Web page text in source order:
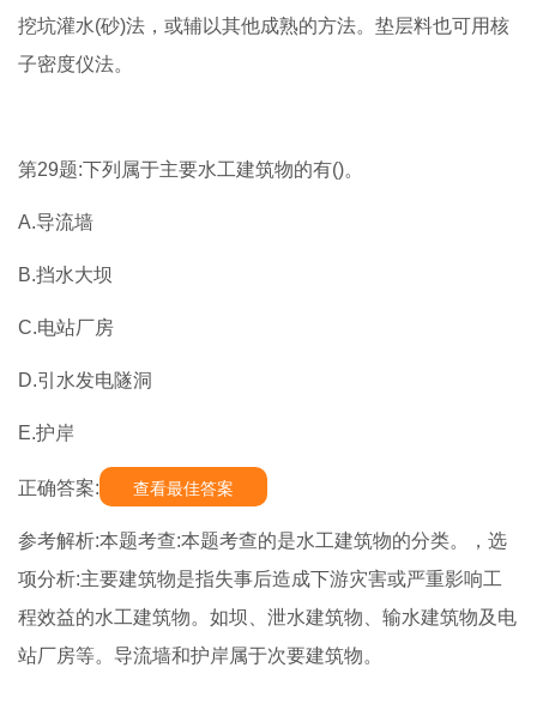
挖坑灌水(砂)法，或辅以其他成熟的方法。垫层料也可用核
子密度仪法。
第29题:下列属于主要水工建筑物的有()。
A.导流墙
B.挡水大坝
C.电站厂房
D.引水发电隧洞
E.护岸
正确答案: 查看最佳答案
参考解析:本题考查:本题考查的是水工建筑物的分类。，选
项分析:主要建筑物是指失事后造成下游灾害或严重影响工
程效益的水工建筑物。如坝、泄水建筑物、输水建筑物及电
站厂房等。导流墙和护岸属于次要建筑物。